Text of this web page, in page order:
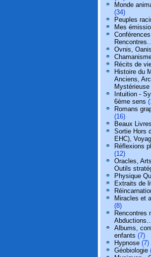
Monde
(34)
Peuples
Mes
Ovnis, Oanis
Récits de
Histoire du
Anciens,
Mystérieuse
Intuition -
6ème sens
Romans
(16)
Beaux Livres
Sortie Hors
EHC),
Réflexions
(12)
Oracles,
Outils
Physique
Extraits de
Miracles et
(8)
Rencontres
Albums,
enfants (7)
Hypnose (7)
Géobiologie